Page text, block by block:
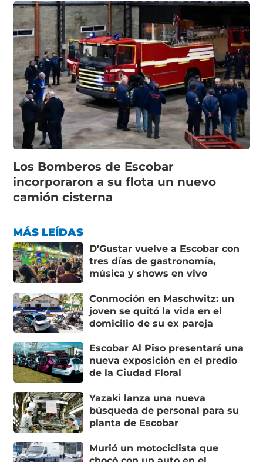
Los Bomberos de Escobar
incorporaron a su flota un nuevo
camión cisterna
MÁS LEÍDAS
D’Gustar vuelve a Escobar con
tres días de gastronomía,
música y shows en vivo
Conmoción en Maschwitz: un
joven se quitó la vida en el
domicilio de su ex pareja
Escobar Al Piso presentará una
nueva exposición en el predio
de la Ciudad Floral
Yazaki lanza una nueva
búsqueda de personal para su
planta de Escobar
Murió un motociclista que